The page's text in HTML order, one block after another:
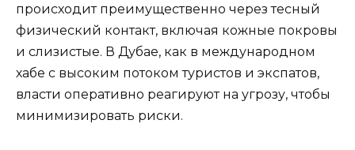
происходит преимущественно через тесный
физический контакт, включая кожные покровы
и слизистые. В Дубае, как в международном
хабе с высоким потоком туристов и экспатов,
власти оперативно реагируют на угрозу, чтобы
минимизировать риски.